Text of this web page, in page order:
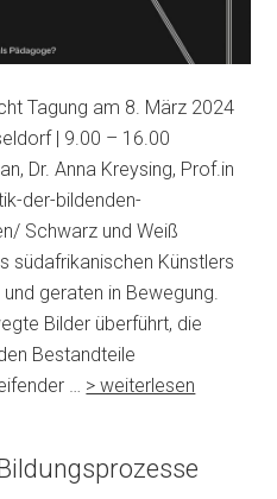
Tagung am 8. März 2024
| 9.00 – 16.00
Dr. Anna Kreysing, Prof.in
der-bildenden-
Schwarz und Weiß
südafrikanischen Künstlers
geraten in Bewegung.
Bilder überführt, die
Bestandteile
… > weiterlesen